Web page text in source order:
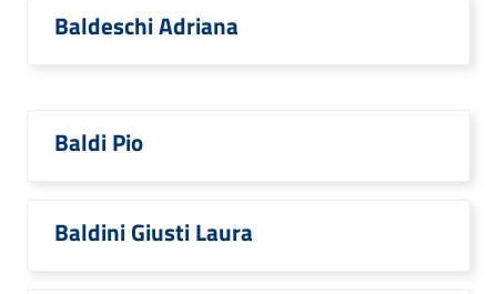
Baldeschi Adriana
Baldi Pio
Baldini Giusti Laura